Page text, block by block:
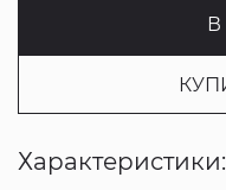
В
Характеристики: